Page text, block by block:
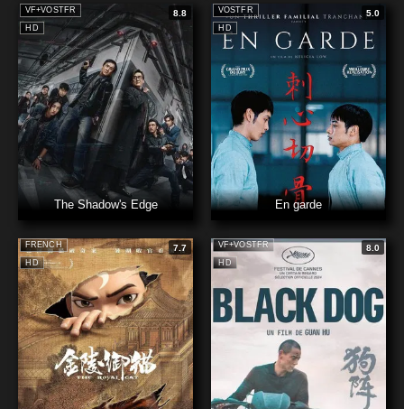
HD
VF+VOSTFR 8.8
The Shadow's Edge
HD
VOSTFR 5.0
En garde
HD
FRENCH 7.7
HD
VF+VOSTFR 8.0